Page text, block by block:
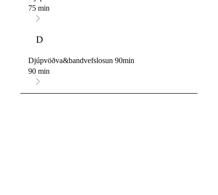
75 min
D
Djúpvöðva&bandvefslosun 90min
90 min